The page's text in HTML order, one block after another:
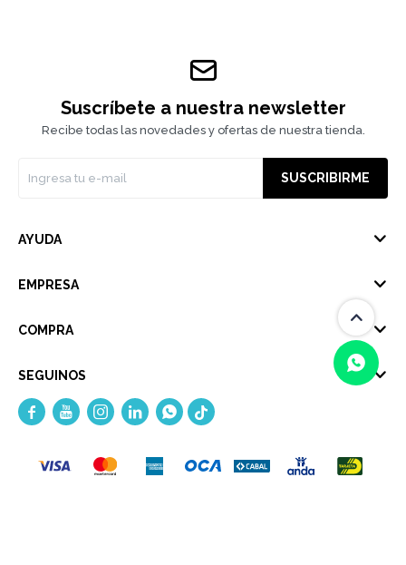
Suscríbete a nuestra newsletter
Recibe todas las novedades y ofertas de nuestra tienda.
SUSCRIBIRME
AYUDA
EMPRESA
COMPRA
SEGUINOS
    